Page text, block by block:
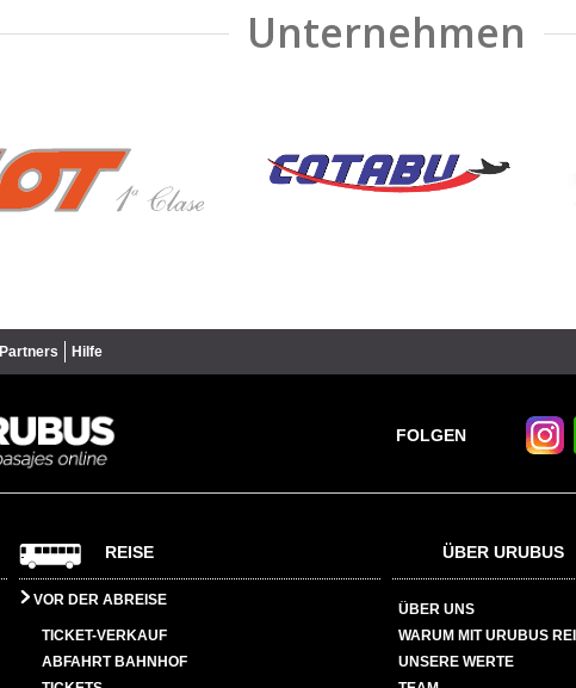
Unternehmen
Partners Hilfe
FOLGEN
REISE
VOR DER ABREISE
TICKET-VERKAUF
ABFAHRT BAHNHOF
ÜBER URUBUS
ÜBER UNS
WARUM MIT URUBUS
UNSERE WERTE